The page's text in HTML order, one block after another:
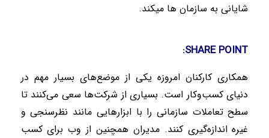
شایانی به سازمان ها میکند.
SHARE POINT:
همکاری کارکنان امروزه یکی از موضع‌های بسیار مهم در
دنیای کسب‌و‌کار است. بسیاری از شرکت‌ها سعی می‌کنند تا
سطح تعاملات سازمانی را با ابزارهایی مانند نظرسنجی و
غیره اندازه‌گیری کنند. مدیران همچنین از وب برای کسب